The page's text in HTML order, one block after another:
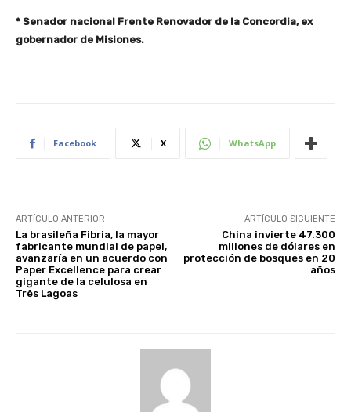
* Senador nacional Frente Renovador de la Concordia, ex
gobernador de Misiones.
Facebook X WhatsApp
ARTÍCULO ANTERIOR
La brasileña Fibria, la mayor
fabricante mundial de papel,
avanzaría en un acuerdo con
Paper Excellence para crear
gigante de la celulosa en
Três Lagoas
ARTÍCULO SIGUIENTE
China invierte 47.300
millones de dólares en
protección de bosques en 20
años